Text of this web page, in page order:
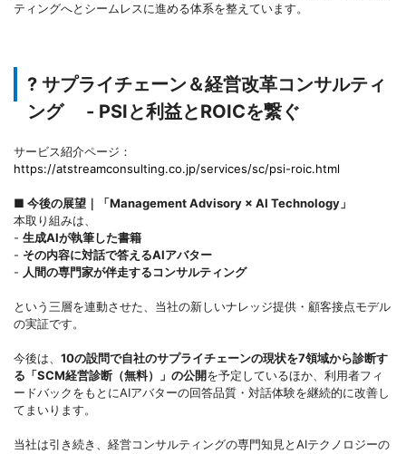
ティングへとシームレスに進める体系を整えています。
? サプライチェーン＆経営改革コンサルティ
ング - PSIと利益とROICを繋ぐ
サービス紹介ページ：
https://atstreamconsulting.co.jp/services/sc/psi-roic.html
■ 今後の展望｜「Management Advisory × AI Technology」
本取り組みは、
- 生成AIが執筆した書籍
- その内容に対話で答えるAIアバター
- 人間の専門家が伴走するコンサルティング
という三層を連動させた、当社の新しいナレッジ提供・顧客接点モデル
の実証です。
今後は、 10の設問で自社のサプライチェーンの現状を7領域から診断す
る「SCM経営診断（無料）」の公開を予定しているほか、利用者フィ
ードバックをもとにAIアバターの回答品質・対話体験を継続的に改善し
てまいります。
当社は引き続き、経営コンサルティングの専門知見とAIテクノロジーの